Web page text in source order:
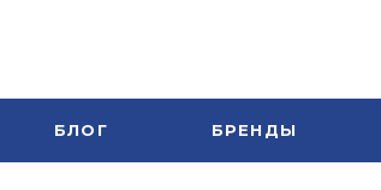
БЛОГ БРЕНДЫ